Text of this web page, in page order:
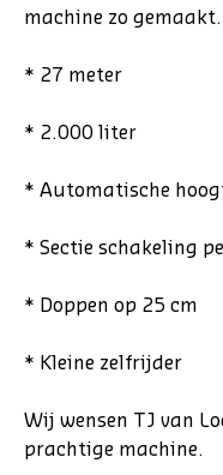
machine zo gemaakt.
* 27 meter
* 2.000 liter
* Automatische
* Sectie schakeling
* Doppen op 25 cm
* Kleine zelfrijder
Wij wensen TJ van
prachtige machine.